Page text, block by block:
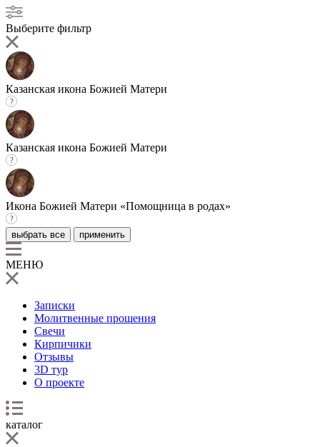
Выберите фильтр
Казанская икона Божией Матери
Казанская икона Божией Матери
Икона Божией Матери «Помощница в родах»
выбрать все применить
МЕНЮ
Записки
Молитвенные прошения
Свечи
Кирпичики
Отзывы
3D тур
О проекте
каталог